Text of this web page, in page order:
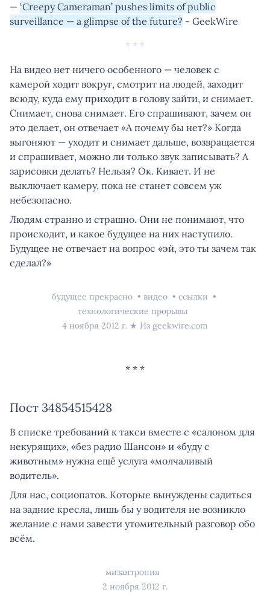
— ‘Creepy Cameraman’ pushes limits of public
surveillance — a glimpse of the future? - GeekWire
* * *
На видео нет ничего особенного — человек с
камерой ходит вокруг, смотрит на людей, заходит
всюду, куда ему приходит в голову зайти, и снимает.
Снимает, снова снимает. Его спрашивают, зачем он
это делает, он отвечает «А почему бы нет?» Когда
выгоняют — уходит и снимает дальше, возвращается
и спрашивает, можно ли только звук записывать? А
зарисовки делать? Нельзя? Ок. Кивает. И не
выключает камеру, пока не станет совсем уж
небезопасно.
Людям странно и страшно. Они не понимают, что
происходит, и какое будущее на них наступило.
Будущее не отвечает на вопрос «эй, это ты зачем так
сделал?»
будущее прекрасно видео
ссылки
технологические прорывы
4 ноября 2012 г. ★ Из geekwire.com
Пост 34854515428
В списке требований к такси вместе с «салоном для
некурящих», «без радио Шансон» и «буду с
животным» нужна ещё услуга «молчаливый
водитель».
Для нас, социопатов. Которые вынуждены садиться
на задние кресла, лишь бы у водителя не возникло
желание с нами завести утомительный разговор обо
всём.
мизантропия
2 ноября 2012 г.